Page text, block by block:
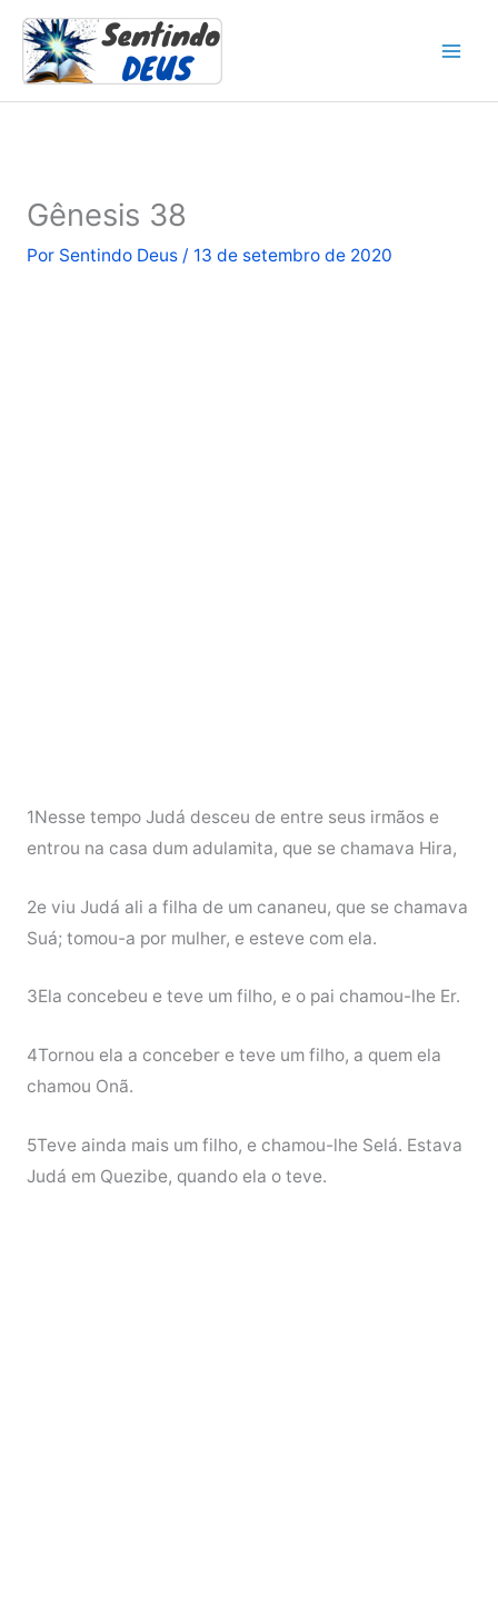
para
conteúdo
Gênesis 38
Por Sentindo Deus / 13 de setembro de 2020
1Nesse tempo Judá desceu de entre seus irmãos e
entrou na casa dum adulamita, que se chamava Hira,
2e viu Judá ali a filha de um cananeu, que se chamava
Suá; tomou-a por mulher, e esteve com ela.
3Ela concebeu e teve um filho, e o pai chamou-lhe Er.
4Tornou ela a conceber e teve um filho, a quem ela
chamou Onã.
5Teve ainda mais um filho, e chamou-lhe Selá. Estava
Judá em Quezibe, quando ela o teve.